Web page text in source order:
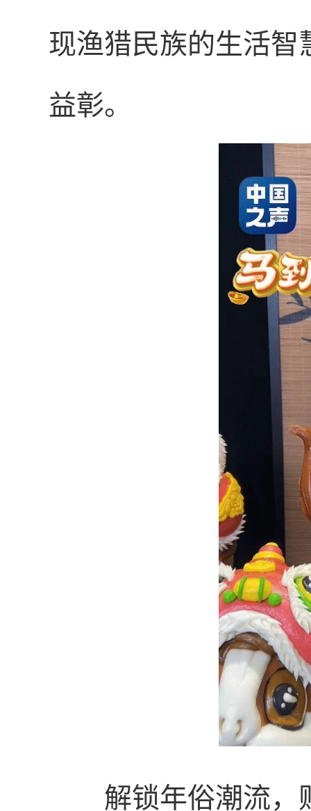
现渔猎民族的生活
益彰。
解锁年俗潮流，